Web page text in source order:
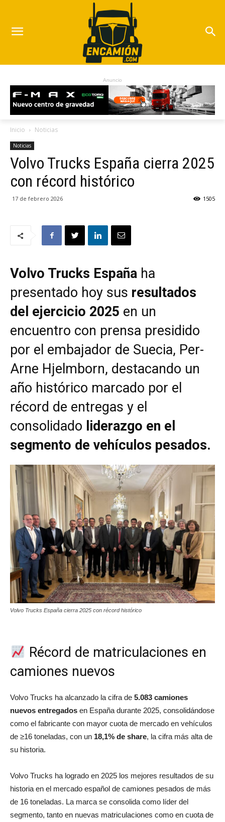
Anuncio
Inicio Noticias
Noticias
Volvo Trucks España cierra 2025
con récord histórico
17 de febrero 2026 1505
Volvo Trucks España ha
presentado hoy sus resultados
del ejercicio 2025 en un
encuentro con prensa presidido
por el embajador de Suecia, Per-
Arne Hjelmborn, destacando un
año histórico marcado por el
récord de entregas y el
consolidado liderazgo en el
segmento de vehículos pesados.
Volvo Trucks España cierra 2025 con récord histórico
Récord de matriculaciones en
camiones nuevos
Volvo Trucks ha alcanzado la cifra de 5.083 camiones
nuevos entregados en España durante 2025, consolidándose
como el fabricante con mayor cuota de mercado en vehículos
de ≥16 toneladas, con un 18,1% de share, la cifra más alta de
su historia.
Volvo Trucks ha logrado en 2025 los mejores resultados de su
historia en el mercado español de camiones pesados de más
de 16 toneladas. La marca se consolida como líder del
segmento, tanto en nuevas matriculaciones como en cuota de